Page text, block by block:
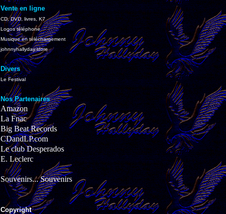
Vente en ligne
CD, DVD, livres, K7
Logos téléphone
Musique en téléchargement
johnnyhallyday.store
Divers
Le Festival
Nos Partenaires
Amazon
La Fnac
Big Beat Records
CDandLP.com
Le club Desperados
E. Leclerc
Souvenirs... Souvenirs
Copyright